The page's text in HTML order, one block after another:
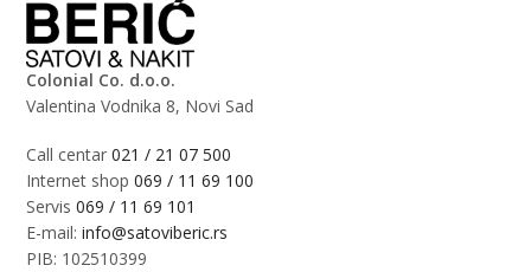
Colonial Co. d.o.o.
Valentina Vodnika 8, Novi Sad
Call centar021 / 21 07 500
Internet shop069 / 11 69 100
Servis069 / 11 69 101
E-mail:info@satoviberic.rs
PIB: 102510399